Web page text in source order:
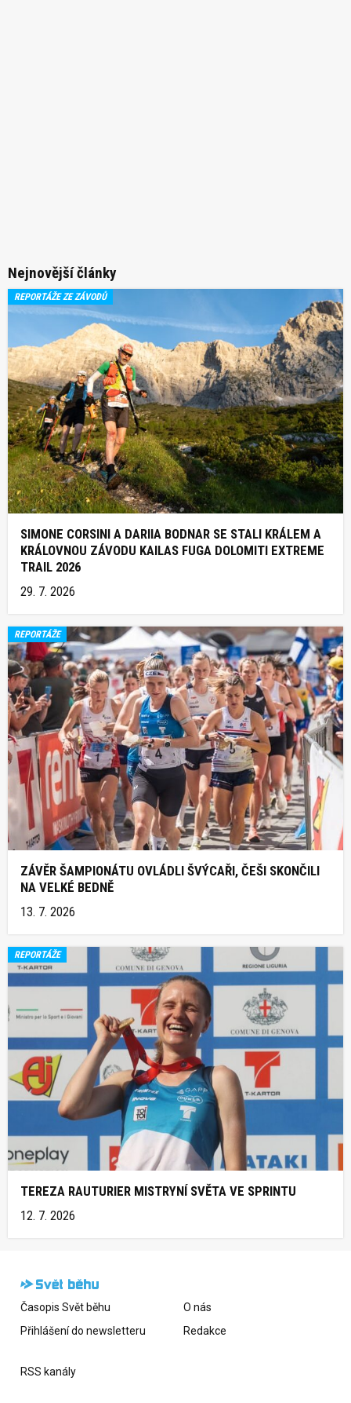
Nejnovější články
REPORTÁŽE ZE ZÁVODŮ
SIMONE CORSINI A DARIIA BODNAR SE STALI KRÁLEM A
KRÁLOVNOU ZÁVODU KAILAS FUGA DOLOMITI EXTREME
TRAIL 2026
29. 7. 2026
REPORTÁŽE
ZÁVĚR ŠAMPIONÁTU OVLÁDLI ŠVÝCAŘI, ČEŠI SKONČILI
NA VELKÉ BEDNĚ
13. 7. 2026
REPORTÁŽE
TEREZA RAUTURIER MISTRYNÍ SVĚTA VE SPRINTU
12. 7. 2026
Časopis Svět běhu
Přihlášení do newsletteru
O nás
Redakce
RSS kanály